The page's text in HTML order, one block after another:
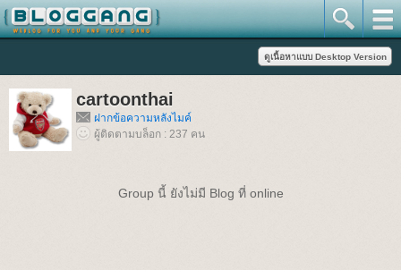
cartoonthai
ฝากข้อความหลังไมค์
ผู้ติดตามบล็อก : 237 คน
Group นี้ ยังไม่มี Blog ที่ online